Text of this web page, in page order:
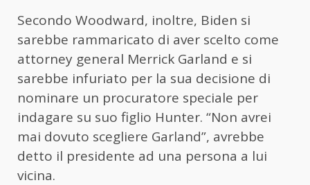
Secondo Woodward, inoltre, Biden si
sarebbe rammaricato di aver scelto come
attorney general Merrick Garland e si
sarebbe infuriato per la sua decisione di
nominare un procuratore speciale per
indagare su suo figlio Hunter. “Non avrei
mai dovuto scegliere Garland”, avrebbe
detto il presidente ad una persona a lui
vicina.